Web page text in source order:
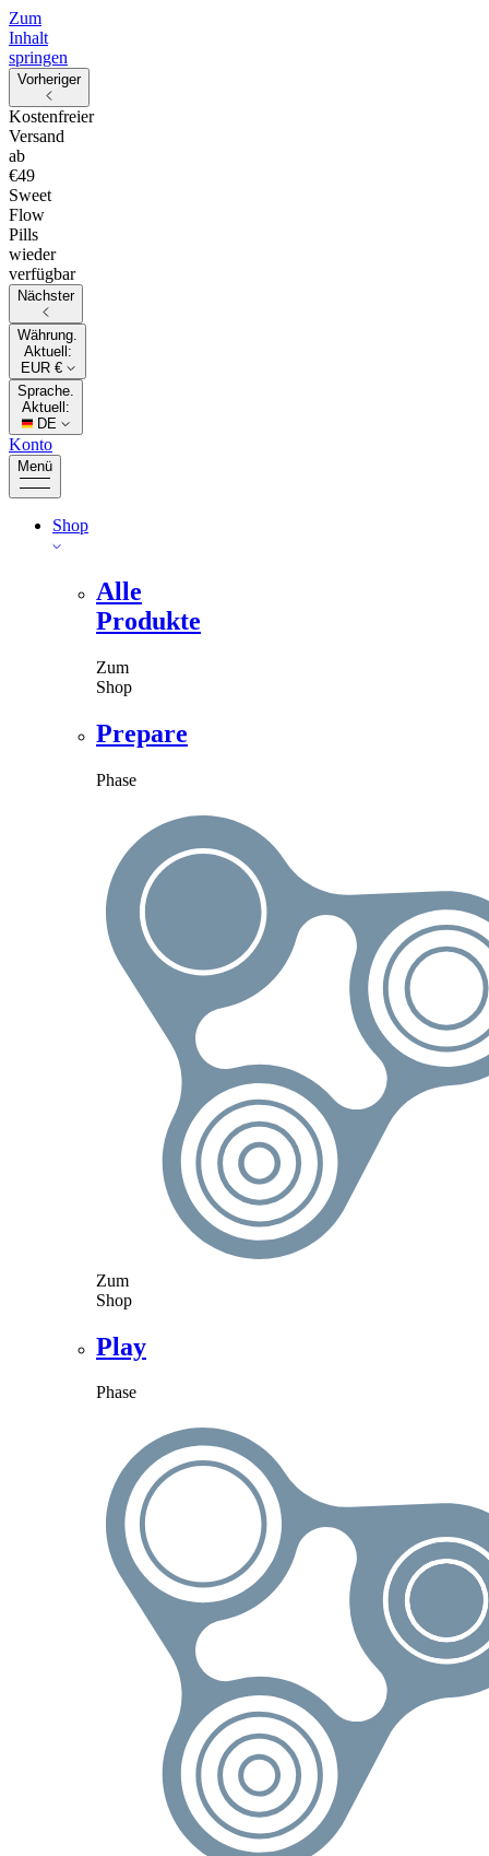
Zum
Inhalt
springen
Vorheriger
Kostenfreier
Versand
ab
€49
Sweet
Flow
Pills
wieder
verfügbar
Nächster
Währung.
Aktuell:
EUR €
Sprache.
Aktuell:
DE
Konto
Menü
Shop
Alle
Produkte
Zum
Shop
Prepare
Phase
Zum
Shop
Play
Phase